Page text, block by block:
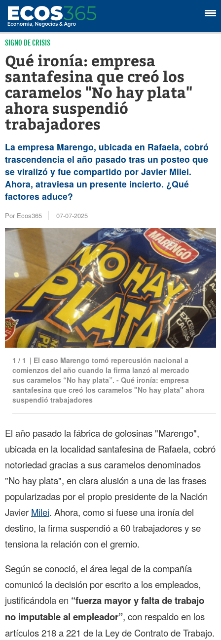
SIGNO DE CRISIS
Qué ironía: empresa
santafesina que creó los
caramelos "No hay plata"
ahora suspendió
trabajadores
La empresa Marengo, ubicada en Rafaela, cobró
trascendencia el año pasado tras un posteo que
se viralizó y fue compartido por Javier Milei.
Ahora, atraviesa un presente incierto. ¿Qué
factores aduce?
Por Ecos365 07-07-2025
1 / 1 | El caso Marengo tomó repercusión nacional a
comienzos del año cuando la firma lanzó al mercado
sus caramelos “No hay plata”. - Qué ironía: empresa
santafesina que creó los caramelos "No hay plata" ahora
suspendió trabajadores
El año pasado la fábrica de golosinas "Marengo",
ubicada en la localidad santafesina de Rafaela, cobró
notoriedad gracias a sus caramelos denominados
"No hay plata", en clara alusión a una de las frases
popularizadas por el propio presidente de la Nación
Javier Milei. Ahora, como si fuese una ironía del
destino, la firma suspendió a 60 trabajadores y se
tensiona la relación con el gremio.
Según se conoció, el área legal de la compañía
comunicó la decisión por escrito a los empleados,
justificándola en “fuerza mayor y falta de trabajo
no imputable al empleador”, con respaldo en los
artículos 218 a 221 de la Ley de Contrato de Trabajo.